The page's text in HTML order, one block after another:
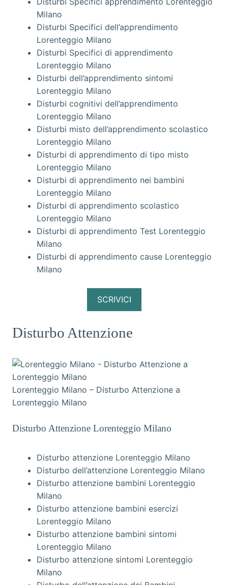
Milano
Disturbi Specifici dell’apprendimento
Lorenteggio Milano
Disturbi Specifici di apprendimento
Lorenteggio Milano
Disturbi dell’apprendimento sintomi
Lorenteggio Milano
Disturbi cognitivi dell’apprendimento
Lorenteggio Milano
Disturbi misto dell’apprendimento scolastico
Lorenteggio Milano
Disturbi di apprendimento di tipo misto
Lorenteggio Milano
Disturbi di apprendimento nei bambini
Lorenteggio Milano
Disturbi di apprendimento scolastico
Lorenteggio Milano
Disturbi di apprendimento Test Lorenteggio
Milano
Disturbi di apprendimento cause Lorenteggio
Milano
SCRIVICI
Disturbo Attenzione
Lorenteggio Milano – Disturbo Attenzione a
Lorenteggio Milano
Disturbo Attenzione Lorenteggio Milano
Disturbo attenzione Lorenteggio Milano
Disturbo dell’attenzione Lorenteggio Milano
Disturbo attenzione bambini Lorenteggio
Milano
Disturbo attenzione bambini esercizi
Lorenteggio Milano
Disturbo attenzione bambini sintomi
Lorenteggio Milano
Disturbo attenzione sintomi Lorenteggio
Milano